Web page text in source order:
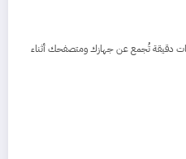
دقيقة تُجمع عن جهازك ومتصفحك أثناء